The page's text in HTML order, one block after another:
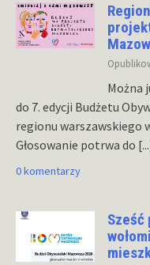
Można
do 7. edycji Budżetu
regionu warszawskiego
Głosowanie potrwa do
0 komentarzy